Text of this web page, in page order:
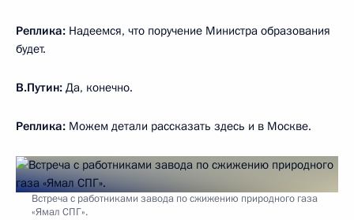
Реплика: Надеемся, что поручение Министра образования
будет.
В.Путин: Да, конечно.
Реплика: Можем детали рассказать здесь и в Москве.
Встреча с работниками завода по сжижению природного газа
«Ямал СПГ».